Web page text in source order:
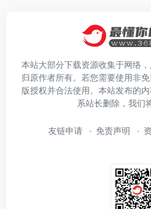
本站大部分下载资源收集于网络
归原作者所有。若您需要使用非
版授权并合法使用。本站发布的
系站长删除，我们
友链申请 免责声明